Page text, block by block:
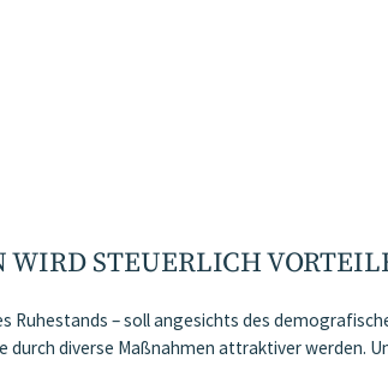
WIRD STEUERLICH
Ruhestands – soll angesichts des
durch diverse Maßnahmen attraktiver werden.